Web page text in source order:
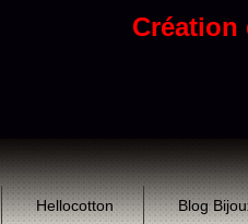
Création
Hellocotton Blog